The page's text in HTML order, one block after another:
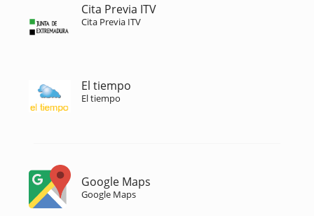
Cita Previa ITV
Cita Previa ITV
El tiempo
El tiempo
Google Maps
Google Maps